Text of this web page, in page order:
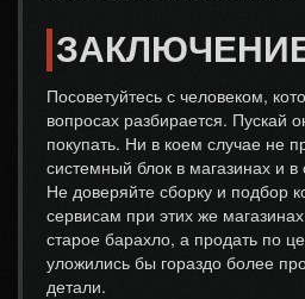
Посоветуйтесь с человеком,
вопросах разбирается. Пускай
покупать. Ни в коем случае не
системный блок в магазинах и
Не доверяйте сборку и подбор
сервисам при этих же
старое барахло, а продать по
уложились бы гораздо более
детали.